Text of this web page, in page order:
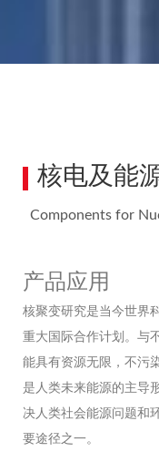
核电及能
Components for
产品应用
核聚变研究是当今世界
重大国际合作计划。与
能具有资源无限，不污
是人类未来能源的主导
决人类社会能源问题和
要途径之一。